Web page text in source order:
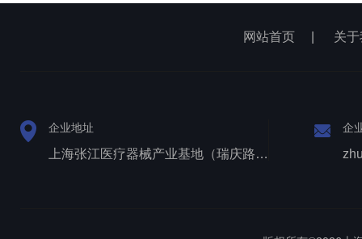
网站首页 关
企业地址
上海张江医疗器械产业基地（瑞庆路528号）
企